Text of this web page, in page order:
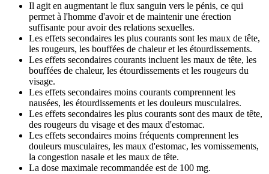
Il agit en augmentant le flux sanguin vers le pénis, ce qui
permet à l'homme d'avoir et de maintenir une érection
suffisante pour avoir des relations sexuelles.
Les effets secondaires les plus courants sont les maux de tête,
les rougeurs, les bouffées de chaleur et les étourdissements.
Les effets secondaires courants incluent les maux de tête, les
bouffées de chaleur, les étourdissements et les rougeurs du
visage.
Les effets secondaires moins courants comprennent les
nausées, les étourdissements et les douleurs musculaires.
Les effets secondaires les plus courants sont des maux de tête,
des rougeurs du visage et des maux d'estomac.
Les effets secondaires moins fréquents comprennent les
douleurs musculaires, les maux d'estomac, les vomissements,
la congestion nasale et les maux de tête.
La dose maximale recommandée est de 100 mg.